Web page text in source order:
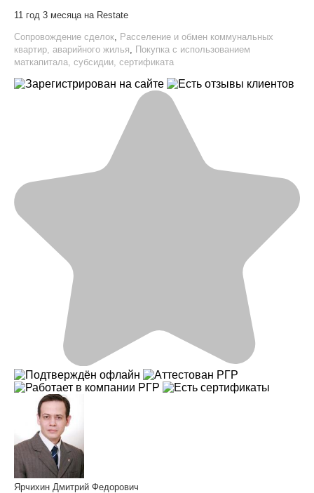
11 год 3 месяца на Restate
Сопровождение сделок, Расселение и обмен коммунальных
квартир, аварийного жилья, Покупка с использованием
маткапитала, субсидии, сертификата
Ярчихин Дмитрий Федорович